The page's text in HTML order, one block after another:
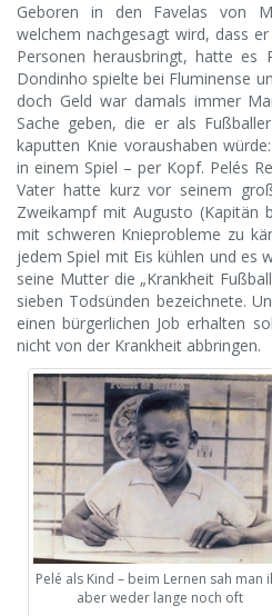
Geboren in den Favelas von
welchem nachgesagt wird, dass
Personen herausbringt, hatte es
Dondinho spielte bei Fluminense
doch Geld war damals immer
Sache geben, die er als
kaputten Knie voraushaben
in einem Spiel – per Kopf. Pelés
Vater hatte kurz vor seinem
Zweikampf mit Augusto (Kapitän
mit schweren Knieprobleme zu
jedem Spiel mit Eis kühlen und es
seine Mutter die „Krankheit
sieben Todsünden bezeichnete.
einen bürgerlichen Job erhalten
nicht von der Krankheit abbringen.
Pelé als Kind – beim Lernen sah man
aber weder lange noch oft